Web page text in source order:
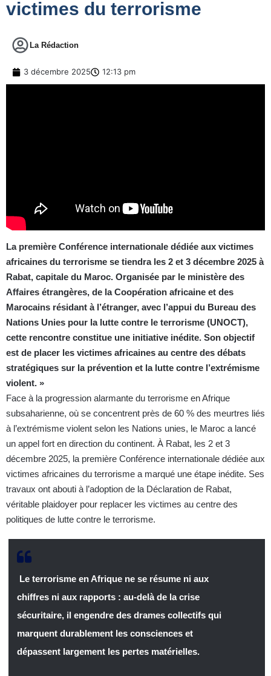
victimes du terrorisme
La Rédaction
3 décembre 2025 12:13 pm
La première Conférence internationale dédiée aux victimes
africaines du terrorisme se tiendra les 2 et 3 décembre 2025 à
Rabat, capitale du Maroc. Organisée par le ministère des
Affaires étrangères, de la Coopération africaine et des
Marocains résidant à l’étranger, avec l’appui du Bureau des
Nations Unies pour la lutte contre le terrorisme (UNOCT),
cette rencontre constitue une initiative inédite. Son objectif
est de placer les victimes africaines au centre des débats
stratégiques sur la prévention et la lutte contre l’extrémisme
violent. »
Face à la progression alarmante du terrorisme en Afrique
subsaharienne, où se concentrent près de 60 % des meurtres liés
à l’extrémisme violent selon les Nations unies, le Maroc a lancé
un appel fort en direction du continent. À Rabat, les 2 et 3
décembre 2025, la première Conférence internationale dédiée aux
victimes africaines du terrorisme a marqué une étape inédite. Ses
travaux ont abouti à l’adoption de la Déclaration de Rabat,
véritable plaidoyer pour replacer les victimes au centre des
politiques de lutte contre le terrorisme.
Le terrorisme en Afrique ne se résume ni aux
chiffres ni aux rapports : au-delà de la crise
sécuritaire, il engendre des drames collectifs qui
marquent durablement les consciences et
dépassent largement les pertes matérielles.